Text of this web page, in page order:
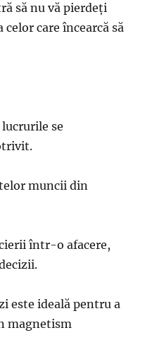
să nu vă pierdeţi
care încearcă să
se
muncii din
într-o afacere,
este ideală pentru a
magnetism